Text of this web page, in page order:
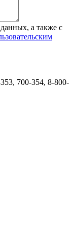
а также с
, 700-354, 8-800-